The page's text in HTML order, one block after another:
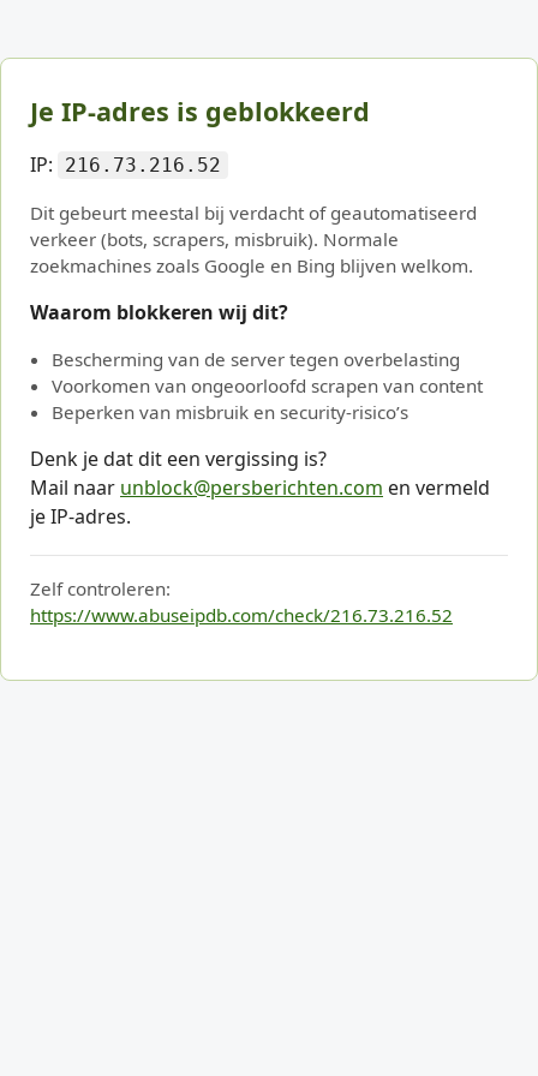
Je IP-adres is geblokkeerd
IP: 216.73.216.52
Dit gebeurt meestal bij verdacht of geautomatiseerd
verkeer (bots, scrapers, misbruik). Normale
zoekmachines zoals Google en Bing blijven welkom.
Waarom blokkeren wij dit?
Bescherming van de server tegen overbelasting
Voorkomen van ongeoorloofd scrapen van content
Beperken van misbruik en security-risico’s
Denk je dat dit een vergissing is?
Mail naar unblock@persberichten.com en vermeld
je IP-adres.
Zelf controleren:
https://www.abuseipdb.com/check/216.73.216.52